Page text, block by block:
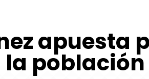
apuesta
población